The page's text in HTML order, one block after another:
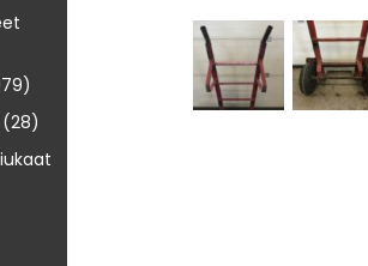
(28)